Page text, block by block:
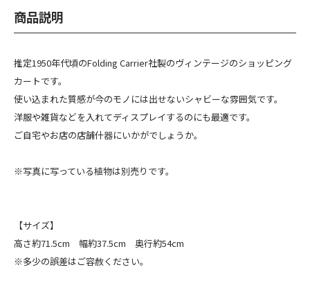
商品説明
推定1950年代頃のFolding Carrier社製のヴィンテージのショッピング
カートです。
使い込まれた質感が今のモノには出せないシャビーな雰囲気です。
洋服や雑貨などを入れてディスプレイするのにも最適です。
ご自宅やお店の店舗什器にいかがでしょうか。
※写真に写っている植物は別売りです。
【サイズ】
高さ約71.5cm 幅約37.5cm 奥行約54cm
※多少の誤差はご容赦ください。